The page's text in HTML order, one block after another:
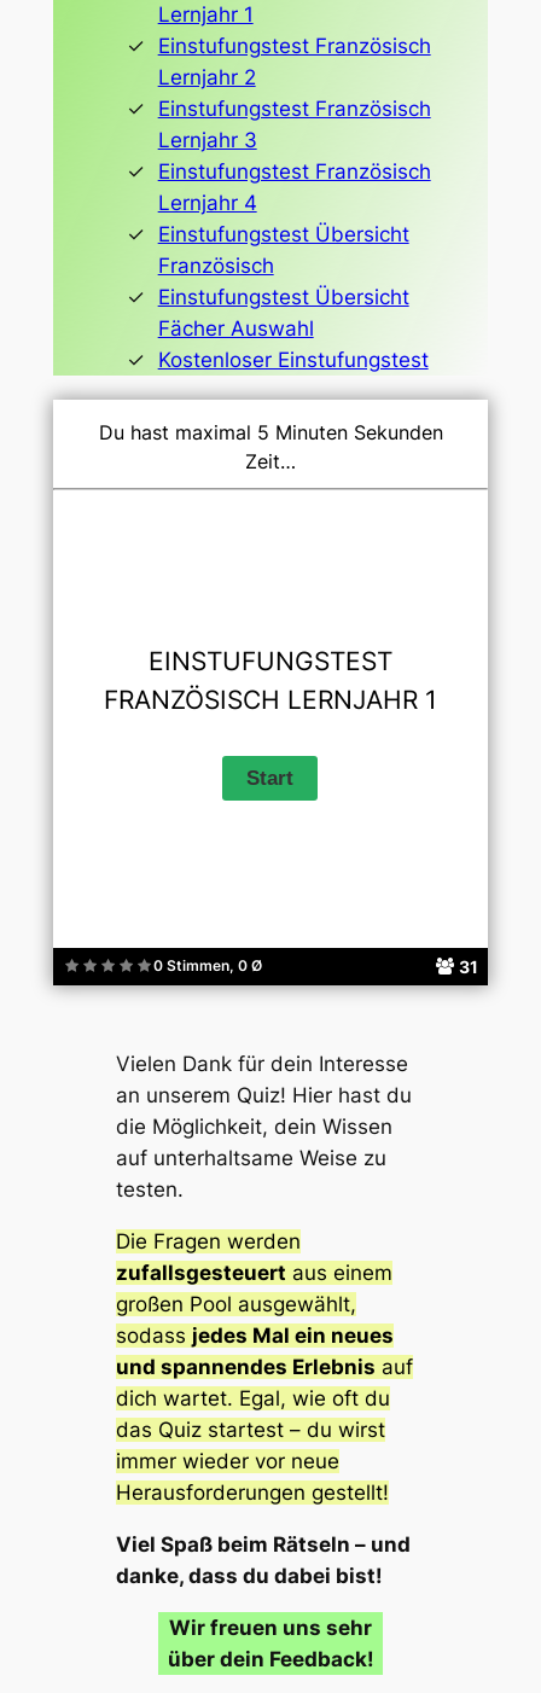
Lernjahr 1
Einstufungstest Französisch
Lernjahr 2
Einstufungstest Französisch
Lernjahr 3
Einstufungstest Französisch
Lernjahr 4
Einstufungstest Übersicht
Französisch
Einstufungstest Übersicht
Fächer Auswahl
Kostenloser Einstufungstest
0 Stimmen, 0 Ø 31
Du hast maximal 5 Minuten Sekunden
Zeit…
EINSTUFUNGSTEST
FRANZÖSISCH LERNJAHR 1
Vielen Dank für dein Interesse
an unserem Quiz! Hier hast du
die Möglichkeit, dein Wissen
auf unterhaltsame Weise zu
testen.
Die Fragen werden
zufallsgesteuert aus einem
großen Pool ausgewählt,
sodass jedes Mal ein neues
und spannendes Erlebnis auf
dich wartet. Egal, wie oft du
das Quiz startest – du wirst
immer wieder vor neue
Herausforderungen gestellt!
Viel Spaß beim Rätseln – und
danke, dass du dabei bist!
Wir freuen uns sehr
über dein Feedback!